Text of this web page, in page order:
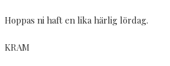
Hoppas ni haft en lika härlig lördag.
KRAM